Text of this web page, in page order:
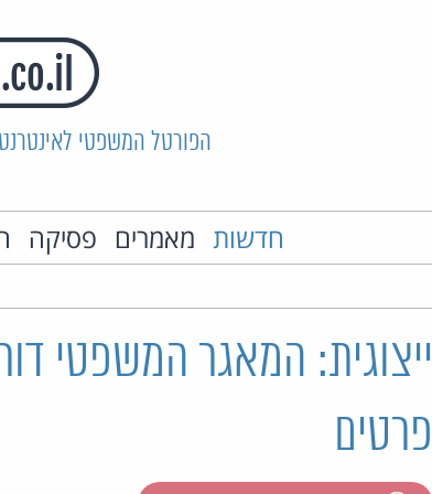
הפורטל המשפטי לאינטרנט,
חדשות מאמרים פסיקה
ייצוגית: המאגר המשפטי
פרטים